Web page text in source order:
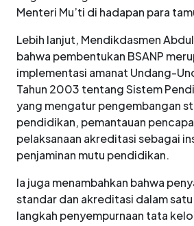
Menteri Mu’ti di hadapan para
Lebih lanjut, Mendikdasmen
bahwa pembentukan BSANP
implementasi amanat Undang-
Tahun 2003 tentang Sistem
yang mengatur pengembangan
pendidikan, pemantauan
pelaksanaan akreditasi sebagai
penjaminan mutu pendidikan.
Ia juga menambahkan bahwa
standar dan akreditasi dalam
langkah penyempurnaan tata